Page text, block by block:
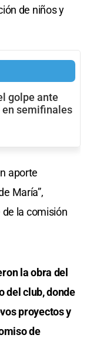
de niños y
golpe ante
en semifinales
aporte
María”,
la comisión
la obra del
del club, donde
proyectos y
de